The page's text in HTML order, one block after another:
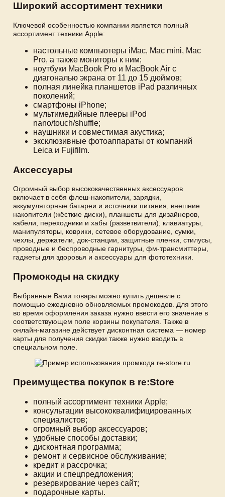
Широкий ассортимент техники
Ключевой особенностью компании является полный
ассортимент техники Apple:
настольные компьютеры iMac, Mac mini, Mac
Pro, а также мониторы к ним;
ноутбуки MacBook Pro и MacBook Air с
диагональю экрана от 11 до 15 дюймов;
полная линейка планшетов iPad различных
поколений;
смартфоны iPhone;
мультимедийные плееры iPod
nano/touch/shuffle;
наушники и совместимая акустика;
эксклюзивные фотоаппараты от компаний
Leica и Fujifilm.
Аксессуары
Огромный выбор высококачественных аксессуаров
включает в себя флеш-накопители, зарядки,
аккумуляторные батареи и источники питания, внешние
накопители (жёсткие диски), планшеты для дизайнеров,
кабели, переходники и хабы (разветвители), клавиатуры,
манипуляторы, коврики, сетевое оборудование, сумки,
чехлы, держатели, док-станции, защитные пленки, стилусы,
проводные и беспроводные гарнитуры, фм-трансмиттеры,
гаджеты для здоровья и аксессуары для фототехники.
Промокоды на скидку
Выбранные Вами товары можно купить дешевле с
помощью ежедневно обновляемых промокодов. Для этого
во время оформления заказа нужно ввести его значение в
соответствующем поле корзины покупателя. Также в
онлайн-магазине действует дисконтная система — номер
карты для получения скидки также нужно вводить в
специальном поле.
Преимущества покупок в re:Store
полный ассортимент техники Apple;
консультации высококвалифицированных
специалистов;
огромный выбор аксессуаров;
удобные способы доставки;
дисконтная программа;
ремонт и сервисное обслуживание;
кредит и рассрочка;
акции и спецпредложения;
резервирование через сайт;
подарочные карты.